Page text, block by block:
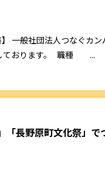
一般社団法人つなぐカン
しております。 職種 ...
「長野原町文化祭」で